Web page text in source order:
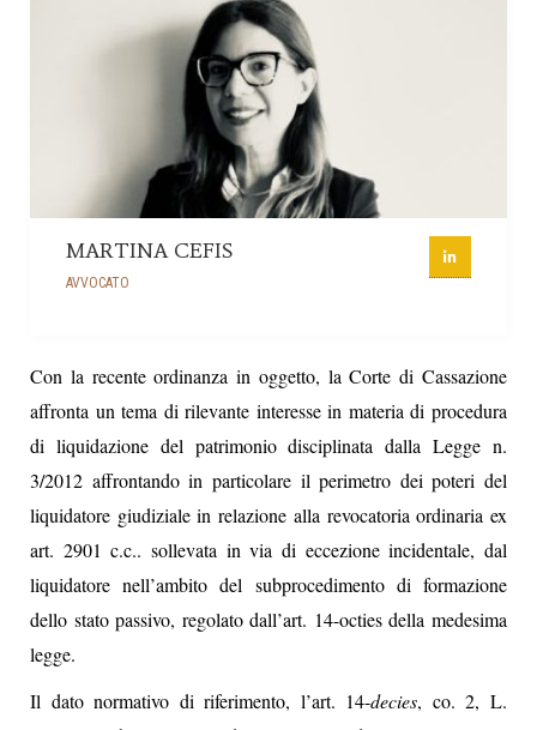
MARTINA CEFIS
AVVOCATO
Con la recente ordinanza in oggetto, la Corte di Cassazione
affronta un tema di rilevante interesse in materia di procedura
di liquidazione del patrimonio disciplinata dalla Legge n.
3/2012 affrontando in particolare il perimetro dei poteri del
liquidatore giudiziale in relazione alla revocatoria ordinaria ex
art. 2901 c.c.. sollevata in via di eccezione incidentale, dal
liquidatore nell’ambito del subprocedimento di formazione
dello stato passivo, regolato dall’art. 14-octies della medesima
legge.
Il dato normativo di riferimento, l’art. 14-decies, co. 2, L.